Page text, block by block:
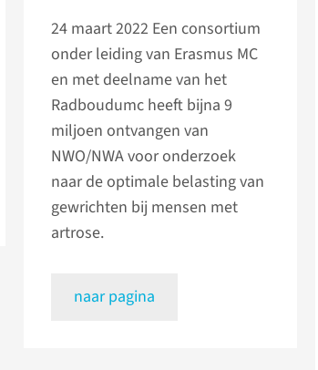
24 maart 2022 Een consortium
onder leiding van Erasmus MC
en met deelname van het
Radboudumc heeft bijna 9
miljoen ontvangen van
NWO/NWA voor onderzoek
naar de optimale belasting van
gewrichten bij mensen met
artrose.
naar pagina